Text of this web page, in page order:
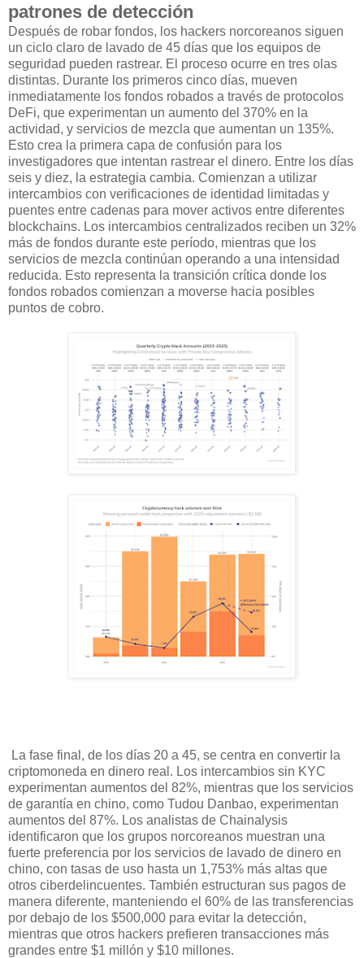
patrones de detección
Después de robar fondos, los hackers norcoreanos siguen
un ciclo claro de lavado de 45 días que los equipos de
seguridad pueden rastrear. El proceso ocurre en tres olas
distintas. Durante los primeros cinco días, mueven
inmediatamente los fondos robados a través de protocolos
DeFi, que experimentan un aumento del 370% en la
actividad, y servicios de mezcla que aumentan un 135%.
Esto crea la primera capa de confusión para los
investigadores que intentan rastrear el dinero. Entre los días
seis y diez, la estrategia cambia. Comienzan a utilizar
intercambios con verificaciones de identidad limitadas y
puentes entre cadenas para mover activos entre diferentes
blockchains. Los intercambios centralizados reciben un 32%
más de fondos durante este período, mientras que los
servicios de mezcla continúan operando a una intensidad
reducida. Esto representa la transición crítica donde los
fondos robados comienzan a moverse hacia posibles
puntos de cobro.
La fase final, de los días 20 a 45, se centra en convertir la
criptomoneda en dinero real. Los intercambios sin KYC
experimentan aumentos del 82%, mientras que los servicios
de garantía en chino, como Tudou Danbao, experimentan
aumentos del 87%. Los analistas de Chainalysis
identificaron que los grupos norcoreanos muestran una
fuerte preferencia por los servicios de lavado de dinero en
chino, con tasas de uso hasta un 1,753% más altas que
otros ciberdelincuentes. También estructuran sus pagos de
manera diferente, manteniendo el 60% de las transferencias
por debajo de los $500,000 para evitar la detección,
mientras que otros hackers prefieren transacciones más
grandes entre $1 millón y $10 millones.